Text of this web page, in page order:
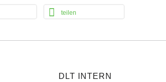
teilen
DLT INTERN